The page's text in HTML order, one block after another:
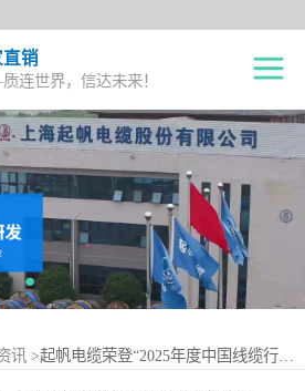
销
连世界，信达未来！
讯 >起帆电缆荣登“2025年度中国线缆行业10强”榜单！
单股铜芯线BV
多股铜芯软电线BVR
双绞花线RVS
阻燃电线